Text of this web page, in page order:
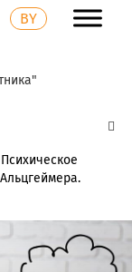
BY
Психическое